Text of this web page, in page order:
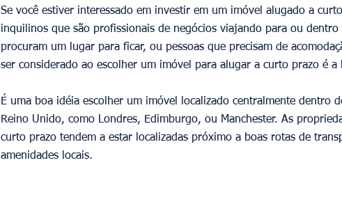
Se você estiver interessado em investir em um imóvel alugado a
inquilinos que são profissionais de negócios viajando para ou
procuram um lugar para ficar, ou pessoas que precisam de
ser considerado ao escolher um imóvel para alugar a curto prazo é a
É uma boa idéia escolher um imóvel localizado centralmente dentro
Reino Unido, como Londres, Edimburgo, ou Manchester. As
curto prazo tendem a estar localizadas próximo a boas rotas de
amenidades locais.